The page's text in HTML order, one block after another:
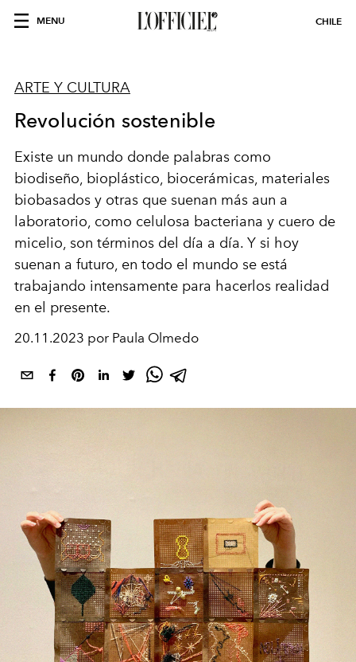
MENU CHILE
ARTE Y CULTURA
Revolución sostenible
Existe un mundo donde palabras como
biodiseño, bioplástico, biocerámicas, materiales
biobasados y otras que suenan más aun a
laboratorio, como celulosa bacteriana y cuero de
micelio, son términos del día a día. Y si hoy
suenan a futuro, en todo el mundo se está
trabajando intensamente para hacerlos realidad
en el presente.
20.11.2023 por Paula Olmedo